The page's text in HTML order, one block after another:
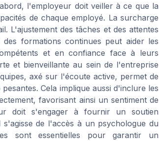
l'employeur doit veiller à ce que la
de chaque employé. La surcharge
L'ajustement des tâches et des attentes
formations continues peut aider les
et en confiance face à leurs
et bienveillante au sein de l'entreprise
axé sur l'écoute active, permet de
Cela implique aussi d'inclure les
favorisant ainsi un sentiment de
doit s'engager à fournir un soutien
de l'accès à un psychologue du
sont essentielles pour garantir un